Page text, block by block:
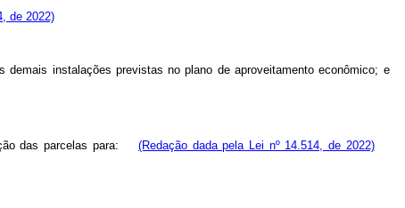
de 2022)
instalações previstas no plano de aproveitamento econômico; e
das parcelas para:(Redação dada pela Lei nº 14.514, de 2022)